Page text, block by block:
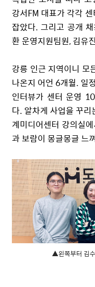
강서FM 대표가 각각
잡았다. 그리고 공개
환 운영지원팀원, 김유
강릉 인근 지역이니 모
나온지 어언 6개월. 일
인터뷰가 센터 운영
다. 알차게 사업을 꾸
계미디어센터 강의실
과 보람이 몽글몽글 느
▲왼쪽부터 김